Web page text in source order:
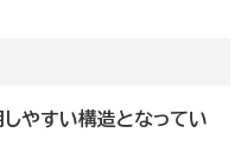
やすい構造となってい